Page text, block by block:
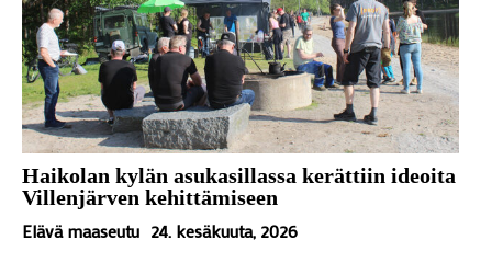
Haikolan kylän asukasillassa kerättiin ideoita
Villenjärven kehittämiseen
Elävä maaseutu 24. kesäkuuta, 2026